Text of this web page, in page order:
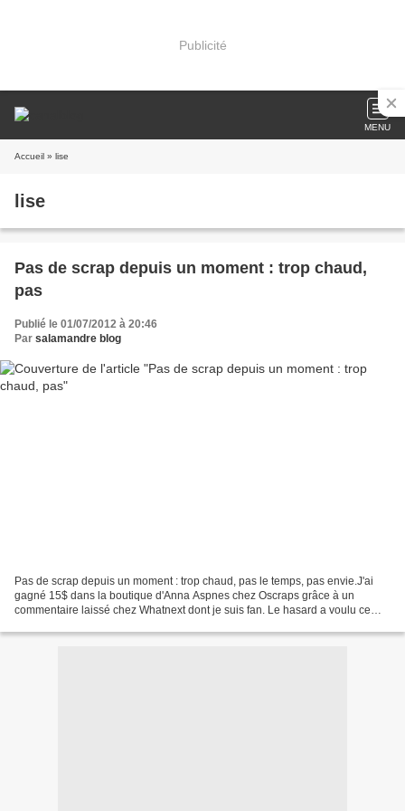
Publicité
MENU
Accueil » lise
lise
Pas de scrap depuis un moment : trop chaud,
pas
Publié le 01/07/2012 à 20:46
Par salamandre blog
Pas de scrap depuis un moment : trop chaud, pas le temps, pas envie.J'ai
gagné 15$ dans la boutique d'Anna Aspnes chez Oscraps grâce à un
commentaire laissé chez Whatnext dont je suis fan. Le hasard a voulu ce